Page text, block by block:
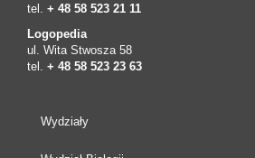
tel. + 48 58 523 21 11
Logopedia
ul. Wita Stwosza 58
tel. + 48 58 523 23 63
Wydziały